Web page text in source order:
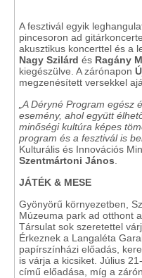
A fesztivál egyik
pincesoron ad
akusztikus koncerttel és a
Nagy Szilárd és Ragány
kiegészülve. A zárónapon
megzenésített versekkel
„A Déryné Program
esemény, ahol együtt
minőségi kultúra képes
program és a fesztivál is
Kulturális és Innovációs
Szentmártoni János
JÁTÉK & MESE
Gyönyörű környezetben,
Múzeuma park ad otthont
Társulat sok szeretettel
Érkeznek a Langaléta
papírszínházi előadás,
is várja a kicsiket. Július
című előadása, míg a